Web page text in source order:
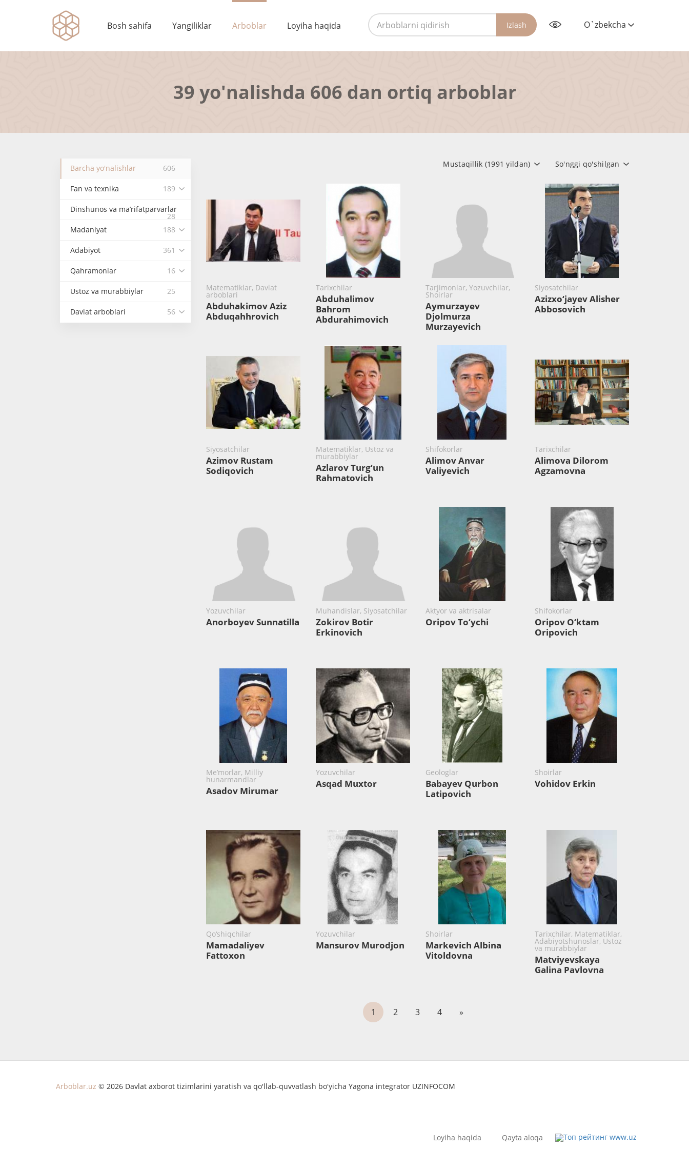
Bosh sahifa Yangiliklar Arboblar Loyiha haqida Izlash O`zbekcha
39 yo'nalishda 606 dan ortiq arboblar
Barcha yo'nalishlar 606
Fan va texnika 189
Dinshunos va ma’rifatparvarlar
28
Madaniyat
188
Adabiyot 361
Qahramonlar 16
Ustoz va murabbiylar 25
Davlat arboblari 56
So'nggi qo'shilgan
Mustaqillik (1991 yildan)
Matematiklar, Davlat
arboblari
Abduhakimov Aziz
Abduqahhrovich
Tarixchilar
Abduhalimov
Bahrom
Abdurahimovich
Tarjimonlar, Yozuvchilar,
Shoirlar
Aymurzayev
Djolmurza
Murzayevich
Siyosatchilar
Azizxo‘jayev Alisher
Abbosovich
Siyosatchilar
Azimov Rustam
Sodiqovich
Matematiklar, Ustoz va
murabbiylar
Azlarov Turg‘un
Rahmatovich
Shifokorlar
Alimov Anvar
Valiyevich
Tarixchilar
Alimova Dilorom
Agzamovna
Yozuvchilar
Anorboyev Sunnatilla
Muhandislar, Siyosatchilar
Zokirov Botir
Erkinovich
Aktyor va aktrisalar
Oripov To‘ychi
Shifokorlar
Oripov O‘ktam
Oripovich
Me’morlar, Milliy
hunarmandlar
Asadov Mirumar
Yozuvchilar
Asqad Muxtor
Geologlar
Babayev Qurbon
Latipovich
Shoirlar
Vohidov Erkin
Qo‘shiqchilar
Mamadaliyev
Fattoxon
Yozuvchilar
Mansurov Murodjon
Shoirlar
Markevich Albina
Vitoldovna
Tarixchilar, Matematiklar,
Adabiyotshunoslar, Ustoz
va murabbiylar
Matviyevskaya
Galina Pavlovna
1 2 3 4 »
Arboblar.uz © 2026 Davlat axborot tizimlarini yaratish va qo'llab-quvvatlash bo'yicha Yagona integrator UZINFOCOM
Loyiha haqida Qayta aloqa